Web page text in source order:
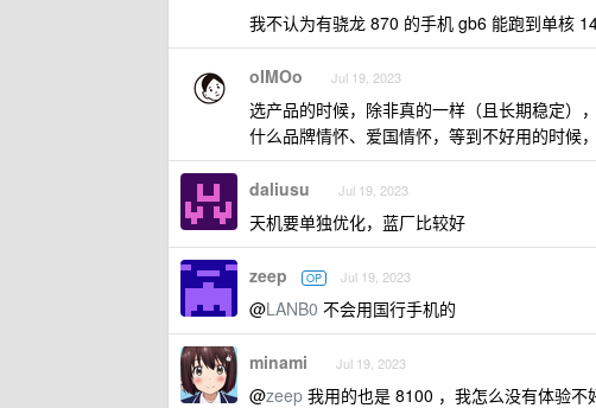
我不认为有骁龙 870 的手机 gb6 能跑到单核
oIMOo Jul 19, 2023
选产品的时候，除非真的一样（且长期稳定）
什么品牌情怀、爱国情怀，等到不好用的时候
daliusu Jul 19, 2023
天机要单独优化，蓝厂比较好
zeep OP Jul 19, 2023
@LANB0 不会用国行手机的
minami Jul 19, 2023
@zeep 我用的也是 8100 ，我怎么没有体验